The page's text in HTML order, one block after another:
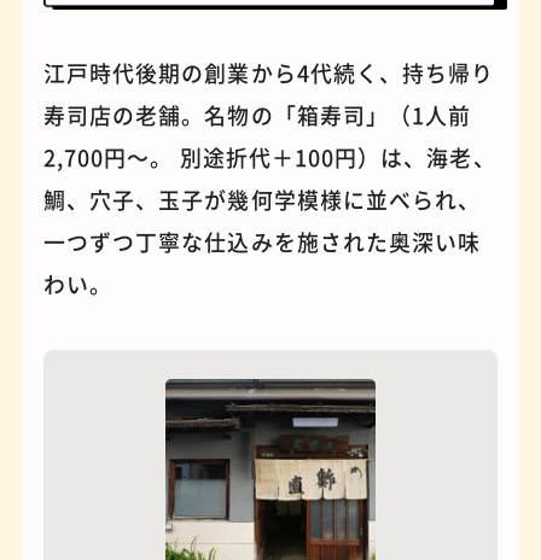
パンケーキ 手芸
蕎麦
江戸時代後期の創業から4代続く、持ち帰り
寿司店の老舗。名物の「箱寿司」（1人前
2,700円〜。 別途折代＋100円）は、海老、
鯛、穴子、玉子が幾何学模様に並べられ、
一つずつ丁寧な仕込みを施された奥深い味
わい。